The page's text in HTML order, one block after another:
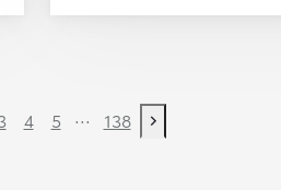
4 5 ... 138
Next page